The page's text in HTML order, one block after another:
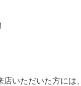
いただいた方には、